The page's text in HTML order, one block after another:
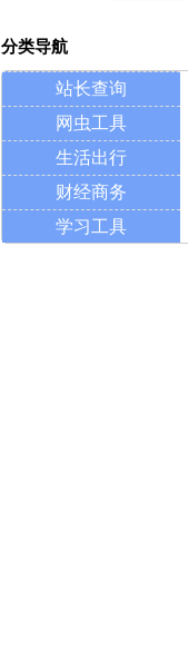
分类导航
站长查询
网虫工具
生活出行
财经商务
学习工具